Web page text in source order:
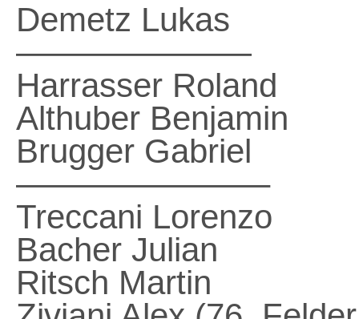
Demetz Lukas
———————
Harrasser Roland
Althuber Benjamin
Brugger Gabriel
———————–
Treccani Lorenzo
Bacher Julian
Ritsch Martin